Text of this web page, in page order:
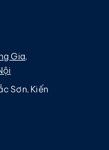
Gia,
Sơn, Kiến